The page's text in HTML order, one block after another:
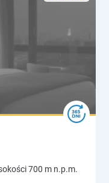
700 m n.p.m.